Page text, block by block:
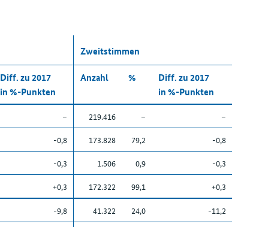
Zweitstimmen
Diff. zu 2017
in %-Punkten
Anzahl %
Diff. zu 2017
in %-Punkten
– 219.416 –
–
-0,8 173.828 79,2
-0,8
-0,3 1.506 0,9
-0,3
+0,3 172.322 99,1
+0,3
-9,8 41.322 24,0
-11,2